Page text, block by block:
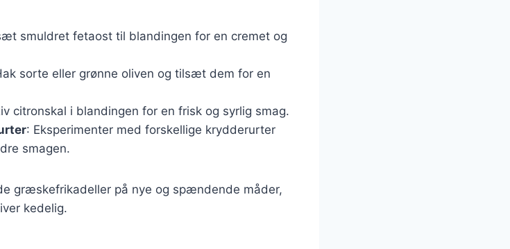
smuldret fetaost til blandingen for en cremet og
sorte eller grønne oliven og tilsæt dem for en
citronskal i blandingen for en frisk og syrlig smag.
: Eksperimenter med forskellige krydderurter
smagen.
græskefrikadeller på nye og spændende måder,
kedelig.